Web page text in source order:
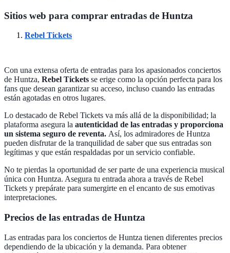
Sitios web para comprar entradas de Huntza
Rebel Tickets
Con una extensa oferta de entradas para los apasionados conciertos
de Huntza, Rebel Tickets se erige como la opción perfecta para los
fans que desean garantizar su acceso, incluso cuando las entradas
están agotadas en otros lugares.
Lo destacado de Rebel Tickets va más allá de la disponibilidad; la
plataforma asegura la autenticidad de las entradas y proporciona
un sistema seguro de reventa. Así, los admiradores de Huntza
pueden disfrutar de la tranquilidad de saber que sus entradas son
legítimas y que están respaldadas por un servicio confiable.
No te pierdas la oportunidad de ser parte de una experiencia musical
única con Huntza. Asegura tu entrada ahora a través de Rebel
Tickets y prepárate para sumergirte en el encanto de sus emotivas
interpretaciones.
Precios de las entradas de Huntza
Las entradas para los conciertos de Huntza tienen diferentes precios
dependiendo de la ubicación y la demanda. Para obtener